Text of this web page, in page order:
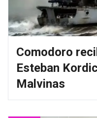
Comodoro
Esteban
Malvinas